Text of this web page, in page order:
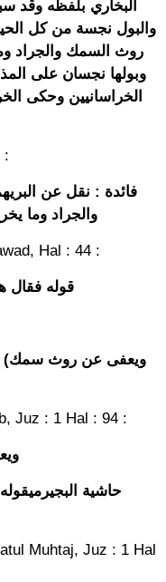
البخاري بلفظه وقد
والبول نجسة من كل
روث السمك والجراد
وبولها نجسان على
الخراسانيين وحكى
:
فائدة : نقل عن
والجراد وما
Hal : 44 :
قوله
ويعفى عن روث سمك)
Juz : 1 Hal : 94 :
حاشية
Muhtaj, Juz : 1 Hal